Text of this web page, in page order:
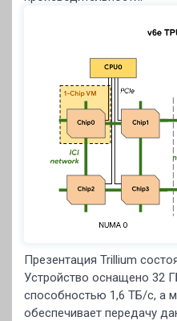
Презентация Trillium
Устройство оснащено 32
способностью 1,6 ТБ/с, а
обеспечивает передачу